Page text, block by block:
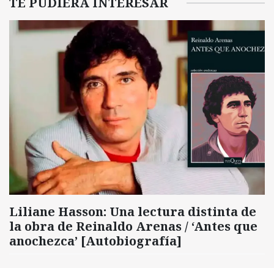
Liliane Hasson: Una lectura distinta de
la obra de Reinaldo Arenas / ‘Antes que
anochezca’ [Autobiografía]